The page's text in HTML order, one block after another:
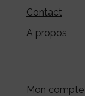
Contact
A propos
Mon compte